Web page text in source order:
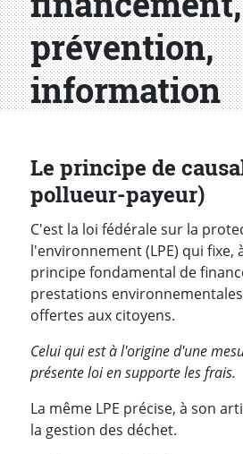
prévention,
information
Le principe de
pollueur-payeur)
C'est la loi fédérale sur la
l'environnement (LPE) qui fixe,
principe fondamental de
prestations
offertes aux citoyens.
Celui qui est à l'origine d'une
présente loi en supporte les frais.
La même LPE précise, à son
la gestion des déchet.